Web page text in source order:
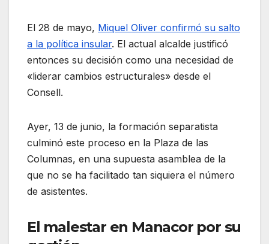
El 28 de mayo, Miquel Oliver confirmó su salto
a la política insular. El actual alcalde justificó
entonces su decisión como una necesidad de
«liderar cambios estructurales» desde el
Consell.
Ayer, 13 de junio, la formación separatista
culminó este proceso en la Plaza de las
Columnas, en una supuesta asamblea de la
que no se ha facilitado tan siquiera el número
de asistentes.
El malestar en Manacor por su